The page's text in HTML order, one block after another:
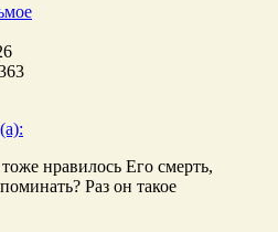
нравилось Его смерть,
Раз он такое